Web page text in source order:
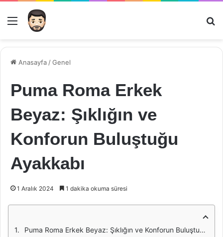
Menü
Anasayfa /Genel
Puma Roma Erkek
Beyaz: Şıklığın ve
Konforun Buluştuğu
Ayakkabı
1 Aralık 2024 1 dakika okuma süresi
Puma Roma Erkek Beyaz: Şıklığın ve Konforun Buluştuğu Ayakkabı